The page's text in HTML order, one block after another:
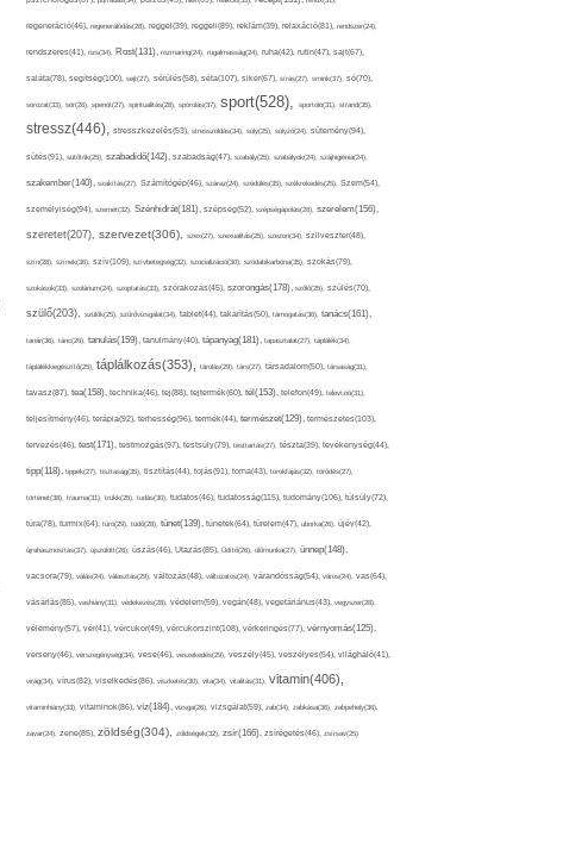
regeneráció(46), regenerálódás(28), reggel(39), reggeli(89), reklám(39), relaxáció(81), rendszer(24),
rendszeres(41), rizs(34), Rost(131), rozmaring(24), rugalmasság(24), ruha(42), rutin(47), sajt(67),
saláta(78), segítség(100), sejt(27), sérülés(58), séta(107), siker(67), sírás(27), smink(37), só(70),
sorozat(33), sör(26), spenót(27), spiritualitás(28), spórolás(37), sport(528), sportoló(31), strand(35),
stressz(446), stresszkezelés(53), stresszoldás(34), súly(25), súlyzó(24), sütemény(94),
sütés(91), sütőtök(25), szabadidő(142), szabadság(47), szabály(25), szabályok(24), szájhigiénia(24),
szakember(140), szakítás(27), Számítógép(46), száraz(24), szédülés(35), székrekedés(25), Szem(54),
személyiség(94), szemét(32), Szénhidrát(181), szépség(52), szépségápolás(26), szerelem(156),
szeretet(207), szervezet(306), szex(27), szexualitás(25), szezon(34), szilveszter(48),
szín(28), színek(36), szív(109), szívbetegség(32), szocializáció(30), szódabikarbóna(35), szokás(79),
szokások(33), szolárium(24), szoptatás(33), szórakozás(45), szorongás(178), szőlő(25), szülés(70),
szülő(203), szülők(25), szűrővizsgálat(34), tablet(44), takarítás(50), támogatás(36), tanács(161),
tanár(36), tánc(26), tanulás(159), tanulmány(40), tápanyag(181), tapasztalat(27), táplálék(34),
táplálékkiegészítő(25), táplálkozás(353), tárolás(29), társ(27), társadalom(50), társaság(31),
tavasz(87), tea(158), technika(46), tej(88), tejtermék(60), tél(153), telefon(49), televízió(31),
teljesítmény(46), terápia(92), terhesség(96), termék(44), természet(129), természetes(103),
tervezés(46), test(171), testmozgás(97), testsúly(79), testtartás(27), tészta(39), tevékenység(44),
tipp(118), tippek(27), tisztaság(35), tisztítás(44), tojás(91), torna(43), torokfájás(32), törődés(27),
történet(38), trauma(31), trükk(25), tudás(30), tudatos(46), tudatosság(115), tudomány(106), túlsúly(72),
túra(78), turmix(64), túró(29), tüdő(28), tünet(139), tünetek(64), türelem(47), uborka(26), újév(42),
újrahasznosítás(37), újszülött(26), úszás(46), Utazás(85), Üdítő(26), ülőmunka(27), ünnep(148),
vacsora(79), válás(24), választás(29), változás(48), változatos(24), várandósság(54), város(24), vas(64),
vásárlás(85), vashiány(31), védekezés(28), védelem(59), vegán(48), vegetáriánus(43), vegyszer(28),
vélemény(57), vér(41), vércukor(49), vércukorszint(108), vérkeringés(77), vérnyomás(125),
verseny(46), vérszegénység(34), vese(46), veszekedés(29), veszély(45), veszélyes(54), világháló(41),
virág(34), vírus(82), viselkedés(86), viszketés(30), vita(34), vitalitás(31), vitamin(406),
vitaminhiány(33), vitaminok(86), víz(184), vizsga(26), vizsgálat(59), zab(34), zabkása(36), zabpehely(36),
zavar(24), zene(85), zöldség(304), zöldségek(32), zsír(166), zsírégetés(46), zsírsav(25)